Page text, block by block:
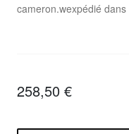
cameron.wexpédié dans
258,50 €